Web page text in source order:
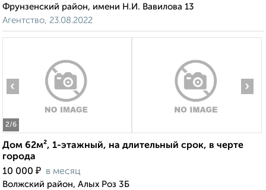
Фрунзенский район, имени Н.И. Вавилова 13
Агентство, 23.08.2022
2/6
‹ ›
Дом 62м², 1-этажный, на длительный срок, в черте
города
10 000 ₽ в месяц
Волжский район, Алых Роз 3Б